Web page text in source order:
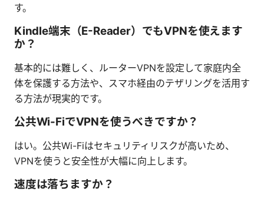
す。
Kindle端末（E-Reader）でもVPNを使えます
か？
基本的には難しく、ルーターVPNを設定して家庭内全
体を保護する方法や、スマホ経由のテザリングを活用す
る方法が現実的です。
公共Wi-FiでVPNを使うべきですか？
はい。公共Wi-Fiはセキュリティリスクが高いため、
VPNを使うと安全性が大幅に向上します。
速度は落ちますか？